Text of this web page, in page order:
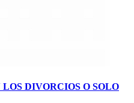
DIVORCIOS O SOLO